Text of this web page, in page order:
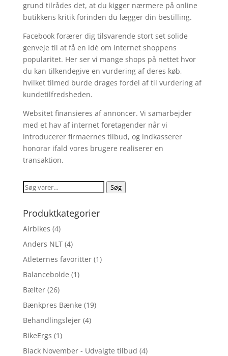
grund tilrådes det, at du kigger nærmere på online
butikkens kritik forinden du lægger din bestilling.
Facebook forærer dig tilsvarende stort set solide
genveje til at få en idé om internet shoppens
popularitet. Her ser vi mange shops på nettet hvor
du kan tilkendegive en vurdering af deres køb,
hvilket tilmed burde drages fordel af til vurdering af
kundetilfredsheden.
Websitet finansieres af annoncer. Vi samarbejder
med et hav af internet foretagender når vi
introducerer firmaernes tilbud, og indkasserer
honorar ifald vores brugere realiserer en
transaktion.
Søg
Søg
Produktkategorier
Airbikes (4)
Anders NLT (4)
Atleternes favoritter (1)
Balancebolde (1)
Bælter (26)
Bænkpres Bænke (19)
Behandlingslejer (4)
BikeErgs (1)
Black November - Udvalgte tilbud (4)